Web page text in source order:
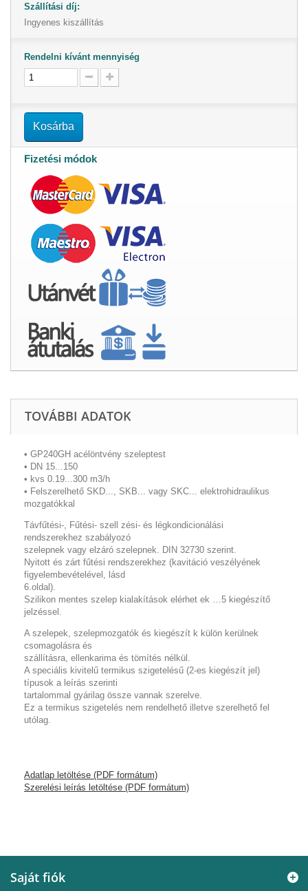
Szállítási díj:
Ingyenes kiszállítás
Rendelni kívánt mennyiség
Kosárba
Fizetési módok
TOVÁBBI ADATOK
• GP240GH acélöntvény szeleptest
• DN 15...150
• kvs 0.19...300 m3/h
• Felszerelhető SKD..., SKB... vagy SKC... elektrohidraulikus
mozgatókkal
Távfűtési-, Fűtési- szell zési- és légkondicionálási
rendszerekhez szabályozó
szelepnek vagy elzáró szelepnek. DIN 32730 szerint.
Nyitott és zárt fűtési rendszerekhez (kavitáció veszélyének
figyelembevételével, lásd
6.oldal).
Szilikon mentes szelep kialakítások elérhet ek …5 kiegészítő
jelzéssel.
A szelepek, szelepmozgatók és kiegészít k külön kerülnek
csomagolásra és
szállításra, ellenkarima és tömítés nélkül.
A speciális kivitelű termikus szigetelésű (2-es kiegészít jel)
típusok a leírás szerinti
tartalommal gyárilag össze vannak szerelve.
Ez a termikus szigetelés nem rendelhető illetve szerelhető fel
utólag.
Adatlap letöltése (PDF formátum)
Szerelési leírás letöltése (PDF formátum)
Saját fiók